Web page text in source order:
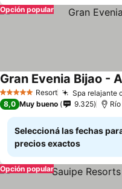
Opción popular
5 Estrellas Resort Spa relajante
Gran Evenia Bijao -
8,0 Muy bueno 9.325
Seleccioná las fechas
precios exactos
Opción popular